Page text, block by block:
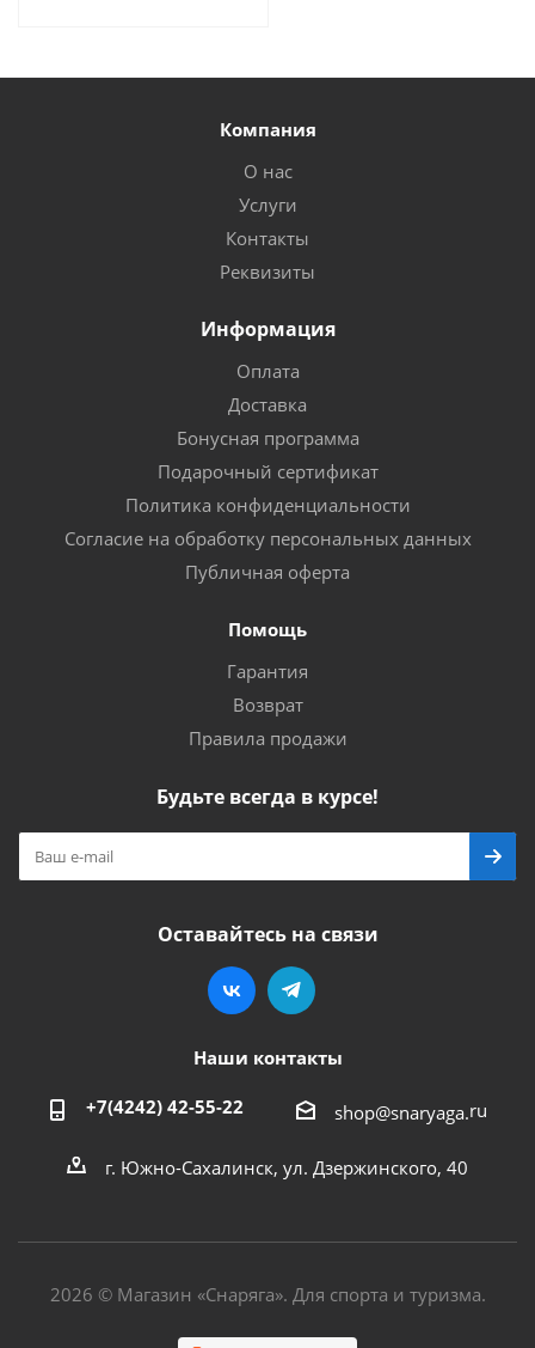
Компания
О нас
Услуги
Контакты
Реквизиты
Информация
Оплата
Доставка
Бонусная программа
Подарочный сертификат
Политика конфиденциальности
Согласие на обработку персональных данных
Публичная оферта
Помощь
Гарантия
Возврат
Правила продажи
Будьте всегда в курсе!
Оставайтесь на связи
Наши контакты
+7(4242) 42-55-22 shop@snaryaga.ru
г. Южно-Сахалинск, ул. Дзержинского, 40
2026 © Магазин «Снаряга». Для спорта и туризма.